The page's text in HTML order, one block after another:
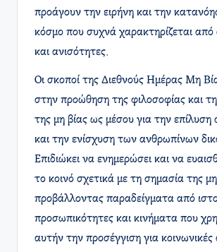
προάγουν την ειρήνη και την
κόσμο που συχνά χαρακτηρίζεται από
και ανισότητες.
Οι σκοποί της Διεθνούς Ημέρας Μη
στην προώθηση της φιλοσοφίας και
της μη βίας ως μέσου για την
και την ενίσχυση των ανθρωπίνων
Επιδιώκει να ενημερώσει και να
το κοινό σχετικά με τη σημασία της μη
προβάλλοντας παραδείγματα από
προσωπικότητες και κινήματα που
αυτήν την προσέγγιση για κοινωνικές